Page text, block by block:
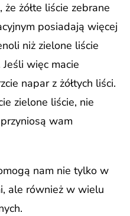
żółte liście zebrane
posiadają więcej
niż zielone liście
więc macie
napar z żółtych liści.
zielone liście, nie
wam
nam nie tylko w
ale również w wielu